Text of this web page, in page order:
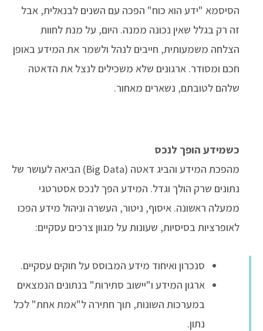
הסיסמא "ידע הוא כוח" הפכה עם השנים לבנאלית, אבל
זה רק בגלל שאין נכונה ממנה. היום, על מנת לחוות
הצלחה משמעותית, חייבים לנהל ולשמר את המידע באופן
חכם ומסודר. ארגונים שלא משכילים לנצל את הדאטה
שלהם לטובתם, נשארים מאחור.
כשמידע הופך לנכס
מהפכת המידע והביג דאטה (Big Data) הביאה לעושר של
נתונים שרק הולך וגדל. המידע הפך לנכס אסטרטגי
ממעלה ראשונה. איסוף, ניטור, העשרה וניהול מידע הפכו
לאופרציות בסיסיות, שעונות על מגוון צרכים עסקיים:
סנכרון ואיחוד מידע המבוסס על חוקים עסקיים.
ארגון המידע ו"יישוב סתירות" בנתונים הנמצאים
במערכות השונות, תוך חתירה ל"אמת אחת" לכל
נתון.